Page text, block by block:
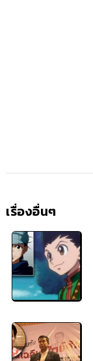
เรื่องอื่นๆ